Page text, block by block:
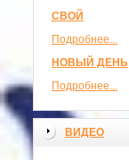
СВОЙ
Подробнее...
НОВЫЙ ДЕНЬ
Подробнее...
ВИДЕО